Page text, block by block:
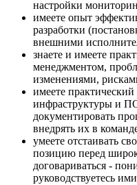
настройки
имеете опыт
разработки
внешними
знаете и имеете
менеджментом,
изменениями,
имеете
инфраструктуры и
документировать
внедрять их в
умеете отстаивать
позицию перед
договариваться -
руководствуетесь